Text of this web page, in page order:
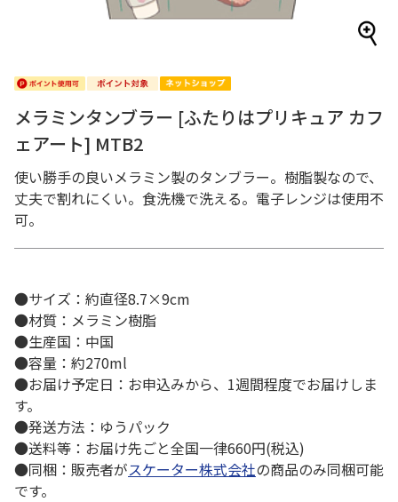
メラミンタンブラー [ふたりはプリキュア カフ
ェアート] MTB2
使い勝手の良いメラミン製のタンブラー。樹脂製なので、
丈夫で割れにくい。食洗機で洗える。電子レンジは使用不
可。
●サイズ：約直径8.7×9cm
●材質：メラミン樹脂
●生産国：中国
●容量：約270ml
●お届け予定日：お申込みから、1週間程度でお届けしま
す。
●発送方法：ゆうパック
●送料等：お届け先ごと全国一律660円(税込)
●同梱：販売者がスケーター株式会社の商品のみ同梱可能
です。